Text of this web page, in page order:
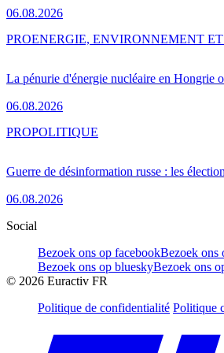
06.08.2026
La pénurie d'énergie nucléaire en Hongrie
06.08.2026
PROENERGIE, ENVIRONNEMENT
Guerre de désinformation russe : les
06.08.2026
PROPOLITIQUE
Social
Bezoek ons op facebookBezoek ons
Bezoek ons op blueskyBezoek ons
© 2026 Euractiv FR
Politique de confidentialité Politique